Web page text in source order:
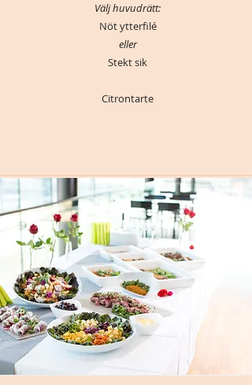
Välj huvudrätt:
Nöt ytterfilé
eller
Stekt sik
Citrontarte